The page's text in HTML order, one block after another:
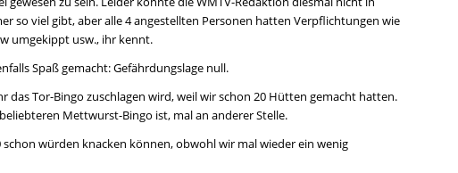
so viel gibt, aber alle 4 angestellten Personen hatten Verpflichtungen wie
umgekippt usw., ihr kennt.
Spaß gemacht: Gefährdungslage null.
das Tor-Bingo zuschlagen wird, weil wir schon 20 Hütten gemacht hatten.
Mettwurst-Bingo ist, mal an anderer Stelle.
schon würden knacken können, obwohl wir mal wieder ein wenig